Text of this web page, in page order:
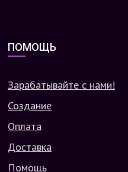
ПОМОЩЬ
Зарабатывайте с нами!
Создание
Оплата
Доставка
Помощь